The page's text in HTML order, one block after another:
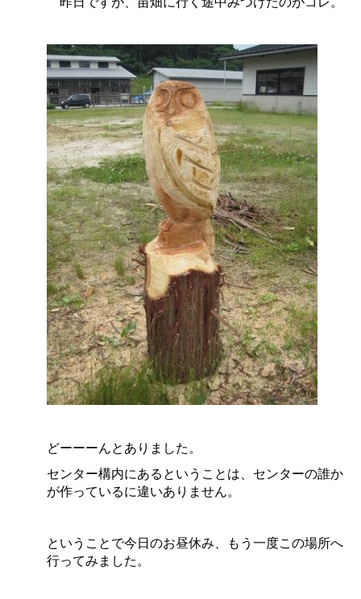
どーーーんとありました。
センター構内にあるということは、センターの誰か
が作っているに違いありません。
ということで今日のお昼休み、もう一度この場所へ
行ってみました。